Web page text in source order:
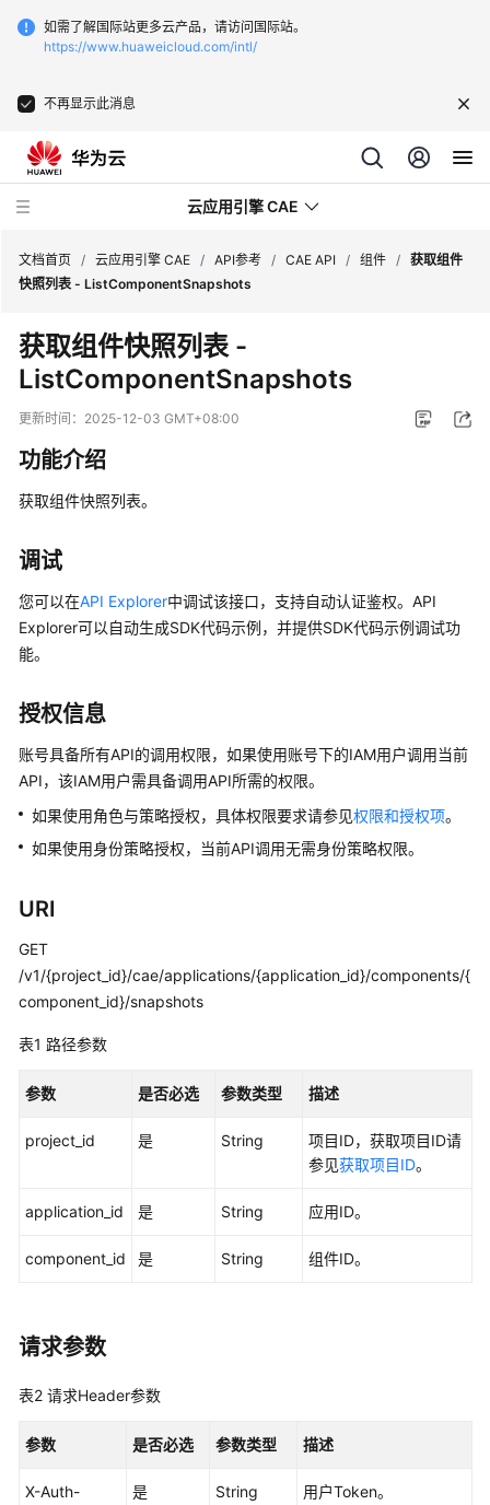
如需了解国际站更多云产品，请访问国际站。
https://www.huaweicloud.com/intl/
不再显示此消息
云应用引擎 CAE
新
动
产
品
介
计
费
说
速
入
门
用
户
最
佳
实
践
参
前
读
概
览
如
文档首页 / 云应用引擎 CAE / API参考 / CAE API / 组件 / 获取组件
快照列表 - ListComponentSnapshots
获取组件快照列表 -
ListComponentSnapshots
更新时间： 2025-12-03 GMT+08:00
功能介绍
获取组件快照列表。
调试
您可以在API Explorer中调试该接口，支持自动认证鉴权。API
Explorer可以自动生成SDK代码示例，并提供SDK代码示例调试功
能。
授权信息
账号具备所有API的调用权限，如果使用账号下的IAM用户调用当前
API，该IAM用户需具备调用API所需的权限。
如果使用角色与策略授权，具体权限要求请参见权限和授权项。
如果使用身份策略授权，当前API调用无需身份策略权限。
URI
GET
/v1/{project_id}/cae/applications/{application_id}/components/{
component_id}/snapshots
表1 路径参数
参数 是否必选 参数类型 描述
project_id 是 String
项目ID，获取项目ID请
参见获取项目ID。
application_id 是 String 应用ID。
component_id 是 String 组件ID。
请求参数
表2 请求Header参数
参数 是否必选 参数类型 描述
X-Auth-
是 String
用户Token。